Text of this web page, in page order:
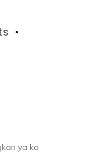
ya ka